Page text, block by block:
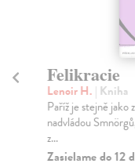
Felikracie
Lenoir H. | Kniha
Paříž je stejně jako
nadvládou
z...
Zasielame do 12